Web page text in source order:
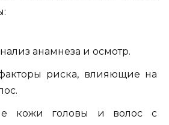
анамнеза и осмотр.
риска, влияющие на
кожи головы и волос с